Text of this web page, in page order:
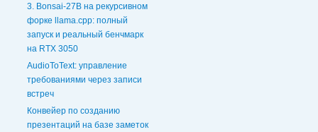
3. Bonsai-27B на рекурсивном
форке llama.cpp: полный
запуск и реальный бенчмарк
на RTX 3050
AudioToText: управление
требованиями через записи
встреч
Конвейер по созданию
презентаций на базе заметок